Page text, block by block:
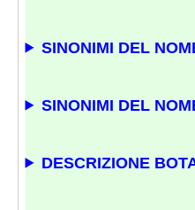
SINONIMI DEL
SINONIMI DEL
DESCRIZIONE